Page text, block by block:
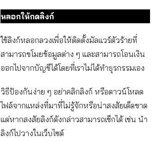
หลอกให้กดลิงก์
ใช้ลิงก์หลอกลวงเพื่อให้ติดตั้งมัลแวร์ตัวร้ายที่
สามารถขโมยข้อมูลต่าง ๆ และสามารถโอนเงิน
ออกไปจากบัญชีได้โดยที่เราไม่ได้ทำธุรกรรมเอง
วิธีป้องกันง่าย ๆ อย่าคลิกลิงก์ หรือดาวน์โหลด
ไฟล์จากแหล่งที่มาที่ไม่รู้จักหรือน่าสงสัยเด็ดขาด
แต่หากสงสัยลิงก์ดังกล่าวสามารถเช็กได้ เช่น นำ
ลิงก์ไปวางในเว็บไซต์